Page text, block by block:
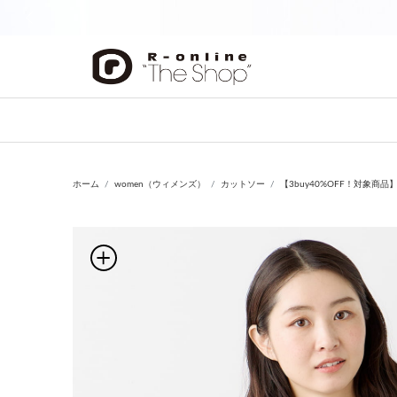
ホーム women（ウィメンズ） カットソー 【3buy40%OFF！対象商品